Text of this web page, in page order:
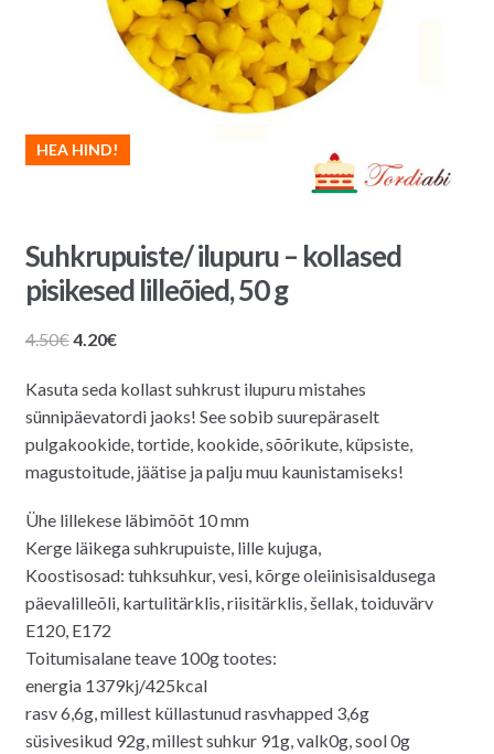
HEA HIND!
Suhkrupuiste/ ilupuru – kollased
pisikesed lilleõied, 50 g
4.50€Algne
oli:
4.50€.
4.20€Praegune
on:
4.20€.
Kasuta seda kollast suhkrust ilupuru mistahes
sünnipäevatordi jaoks! See sobib suurepäraselt
pulgakookide, tortide, kookide, sõõrikute, küpsiste,
magustoitude, jäätise ja palju muu kaunistamiseks!
Ühe lillekese läbimõõt 10 mm
Kerge läikega suhkrupuiste, lille kujuga,
Koostisosad: tuhksuhkur, vesi, kõrge oleiinisisaldusega
päevalilleõli, kartulitärklis, riisitärklis, šellak, toiduvärv
E120, E172
Toitumisalane teave 100g tootes:
energia 1379kj/425kcal
rasv 6,6g, millest küllastunud rasvhapped 3,6g
süsivesikud 92g, millest suhkur 91g, valk0g, sool 0g